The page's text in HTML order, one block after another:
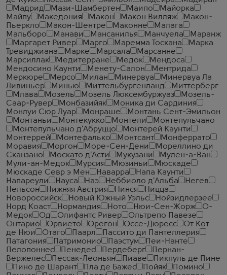
Мадрид
Мази-Шамбертен Маипо
Майорка
Майпу
Македония Макон Макон Вилляж
Макон-
Пьеркло
Макон-Шентре Маконне
Малага
Мальборо
Манави Мансанилья Манчуела
Маранж
Маргарет Ривер
Марго Маремма Тоскана
Марка
Тревиджиана
Марке Марсала
Марсанне
Марсиллак
Медитерране Медок
Мендоса
Мендосино Каунти
Менету-Салон
Ментрида
Меркюре
Мерсо Милан Минервуа
Минервуа Ла
Ливиньер
Минью Миттельбургенланд
Миттерберг
Млава
Мозель Мозель Люксембуржуаз
Мозель-
Саар-Рувер
Монбазийяк
Моника ди Сардиния
Монлуи Сюр Луар
Монраше
Монтань Сент-Эмильон
Монтаньи
Монтекукко Монтели
Монтепульчано
Монтепульчано д'Абруццо
Монтерей Каунти
Монтеррей
Монтефалько Монтсант
Монферрато
Моравия
Моргон Море-Сен-Дени
Мореллино ди
Сканзано
Москато д'Асти Мукузани
Мулен-а-Ван
Мули-ан-Медок
Мурсия Мюзиньи
Мюскаде
Мюскаде Севр э Мен
Наварра
Напа Каунти
Напареули
Науса Наэ Неббиоло д'Альба
Негев
Нельсон
Нижняя Австрия Нинся
Ницца
Новороссийск
Новый Южный Уэльс
Нойзидлерзее
Норд Коаст
Нормандия Ното Нюи-Сен-Жорж
О-
Медок
Од Олифантс Ривер
Ольтрепо Павезе
Онтарио
Орвието Орегон Оссе-Дюресс
От Кот
де Нюи
Отаго Паарл
Пассито ди Пантеллерия
Патагония
Патримонио Паэстум
Пеи-Нанте
Пелопоннес
Пенедес Пердеберг
Пернан-
Вержелес
Пессак-Леоньян Пиаве
Пикпуль де Пине
Пино де Шарант
Пла де Бажес Пойяк
Помино